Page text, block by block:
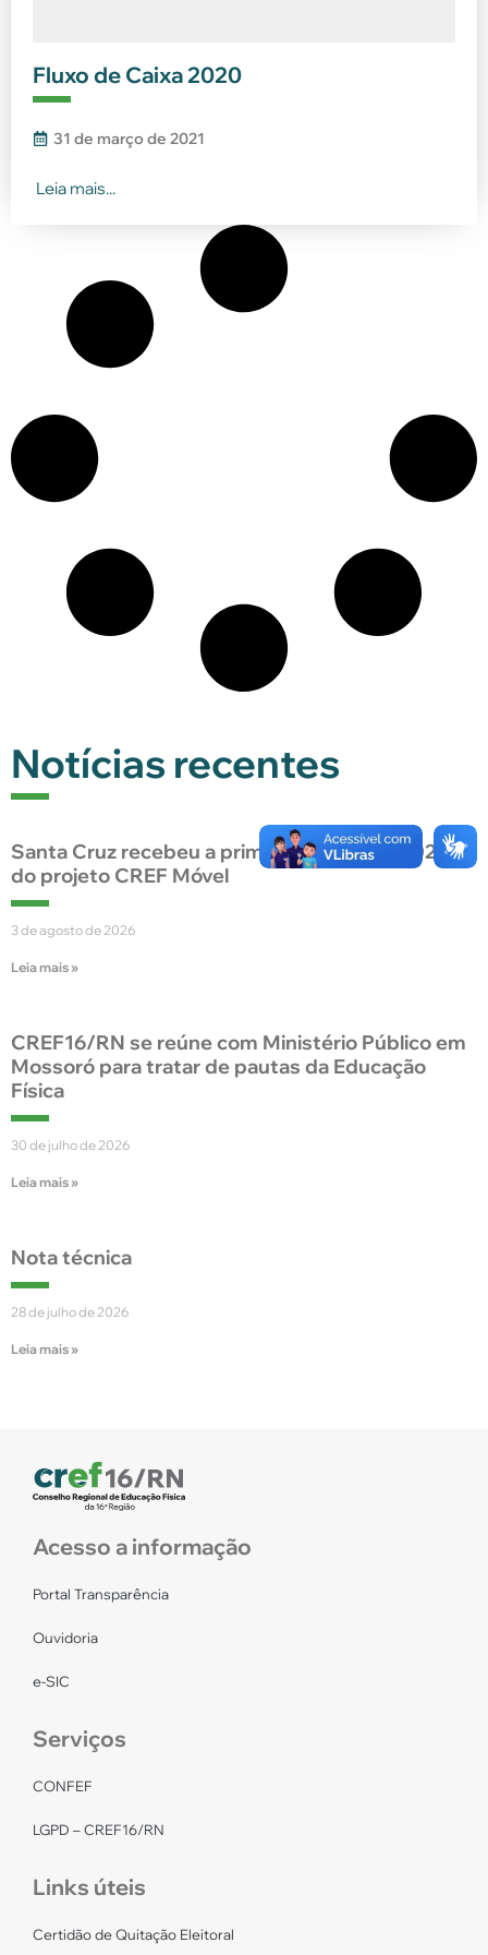
Fluxo de Caixa 2020
31 de março de 2021
Leia mais...
Notícias recentes
Santa Cruz recebeu a primeira edição de 2026
do projeto CREF Móvel
3 de agosto de 2026
Leia mais »
CREF16/RN se reúne com Ministério Público em
Mossoró para tratar de pautas da Educação
Física
30 de julho de 2026
Leia mais »
Nota técnica
28 de julho de 2026
Leia mais »
Acesso a informação
Portal Transparência
Ouvidoria
e-SIC
Serviços
CONFEF
LGPD – CREF16/RN
Links úteis
Certidão de Quitação Eleitoral